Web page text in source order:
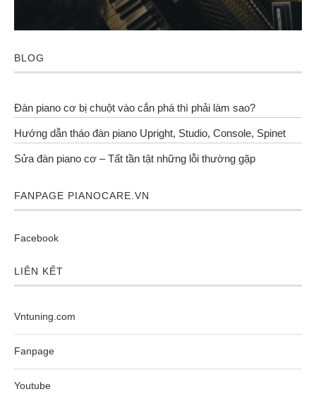
BLOG
Đàn piano cơ bị chuột vào cắn phá thì phải làm sao?
Hướng dẫn tháo đàn piano Upright, Studio, Console, Spinet
Sửa đàn piano cơ – Tất tần tật những lỗi thường gặp
FANPAGE PIANOCARE.VN
Facebook
LIÊN KẾT
Vntuning.com
Fanpage
Youtube